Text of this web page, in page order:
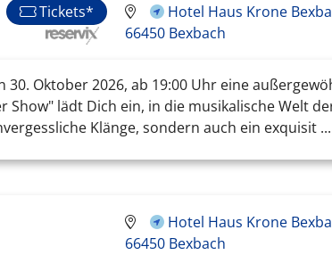
Tickets*
Hotel Haus Krone
66450 Bexbach
Oktober 2026, ab 19:00 Uhr eine
Show" lädt Dich ein, in die musikalische Welt
Klänge, sondern auch ein exquisit ...
Hotel Haus Krone
66450 Bexbach